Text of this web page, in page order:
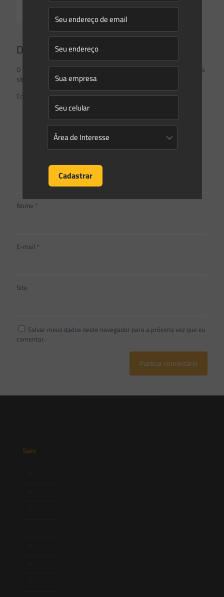
Read more
Deixe um comentário
O seu endereço de e-mail não será publicado.Campos obrigatórios
são marcados com*
Comentário*
Nome *
E-mail *
Site
Salvar meus dados neste navegador para a próxima vez que eu
comentar.
Saes